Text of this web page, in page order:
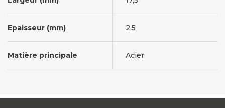
Epaisseur (mm) 2,5
Matière principale Acier